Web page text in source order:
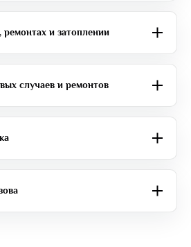
ремонтах и затоплении
случаев и ремонтов